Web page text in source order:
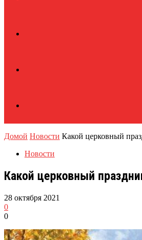
Домой Новости Какой церковный
Новости
Какой церковный
28 октября 2021
0
0